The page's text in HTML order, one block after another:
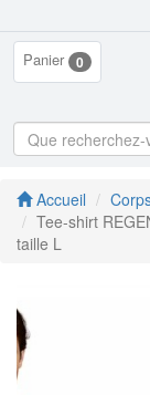
Panier 0
Accueil
Tee-shirt
taille L